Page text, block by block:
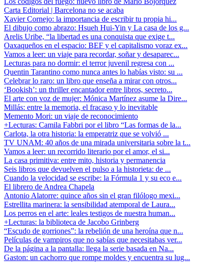
Carta Editorial | Barcelona no se acaba
Xavier Cornejo: la importancia de escribir tu propia hi...
El dibujo como abrazo: Hsueh Hui-Yin y La casa de los g...
Arelis Uribe, “la libertad es una conquista que exige t...
Oaxaqueños en el espacio: BEF y el capitalismo voraz ex...
Vamos a leer: un viaje para recordar, soñar y desaparec...
Lecturas para no dormir: el terror juvenil regresa con ...
Quentin Tarantino como nunca antes lo habías visto: su ...
Celebrar lo raro: un libro que enseña a mirar con otros...
‘Bookish’: un thriller encantador entre libros, secreto...
El arte con voz de mujer: Mónica Martínez asume la Dire...
Millás: entre la memoria, el fracaso y lo inevitable
Memento Mori: un viaje de reconocimiento
+Lecturas: Camila Fabbri por el libro “Las formas de la...
Carlota, la otra historia: la emperatriz que se volvió ...
TV UNAM: 40 años de una mirada universitaria sobre la t...
Vamos a leer: un recorrido literario por el amor, el si...
La casa primitiva: entre mito, historia y permanencia
Seis libros que devuelven el pulso a la historieta: de ...
Cuando la velocidad se escribe: la Fórmula 1 y su eco e...
El librero de Andrea Chapela
Antonio Alatorre: quince años sin el gran filólogo mexi...
Estrellita marinera: la sensibilidad atemporal de Laura...
Los perros en el arte: leales testigos de nuestra human...
+Lecturas: la biblioteca de Jacobo Grinberg
“Escudo de gorriones”: la rebelión de una heroína que n...
Películas de vampiros que no sabías que necesitabas ver...
De la página a la pantalla: llega la serie basada en Na...
Gaston: un cachorro que rompe moldes y encuentra su lug...